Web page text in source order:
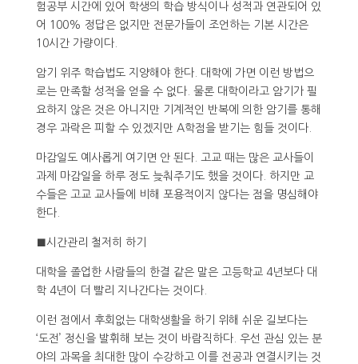
험공부 시간에 있어 학생의 학습 방식이나 성적과 연관되어 있
어 100% 정답은 없지만 전문가들이 조언하는 기본 시간은
10시간 가량이다.
암기 위주 학습법도 지양해야 한다. 대학에 가면 이런 방법으
로는 만족할 성적을 얻을 수 없다. 물론 대학이라고 암기가 필
요하지 않은 것은 아니지만 기계적인 반복에 의한 암기를 통해
경우 과락은 피할 수 있겠지만 A학점을 받기는 힘들 것이다.
마감일도 예사롭게 여기면 안 된다. 고교 때는 많은 교사들이
과제 마감일을 하루 정도 늦춰주기도 했을 것이다. 하지만 교
수들은 고교 교사들에 비해 포용적이지 않다는 점을 명심해야
한다.
■시간관리 철저히 하기
대학을 졸업한 사람들의 한결 같은 말은 고등학교 4년보다 대
학 4년이 더 빨리 지나간다는 것이다.
이런 점에서 후회없는 대학생활을 하기 위해 쉬운 길보다는
‘도전’ 정신을 발휘해 보는 것이 바람직하다. 우선 관심 있는 분
야의 과목을 최대한 많이 수강하고 이를 전공과 연결시키는 것